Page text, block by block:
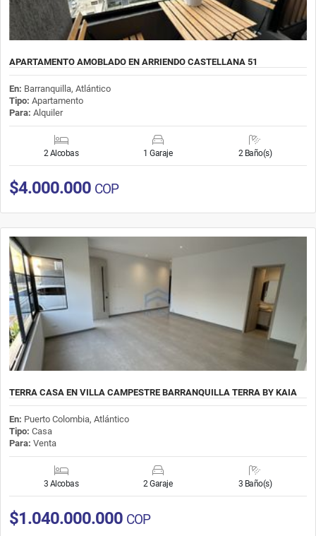
APARTAMENTO AMOBLADO EN ARRIENDO CASTELLANA 51
En: Barranquilla, Atlántico
Tipo: Apartamento
Para: Alquiler
2 Alcobas 1 Garaje 2 Baño(s)
$4.000.000 COP
TERRA CASA EN VILLA CAMPESTRE BARRANQUILLA TERRA BY KAIA
En: Puerto Colombia, Atlántico
Tipo: Casa
Para: Venta
3 Alcobas 2 Garaje 3 Baño(s)
$1.040.000.000 COP